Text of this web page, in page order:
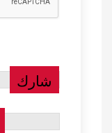
شارك